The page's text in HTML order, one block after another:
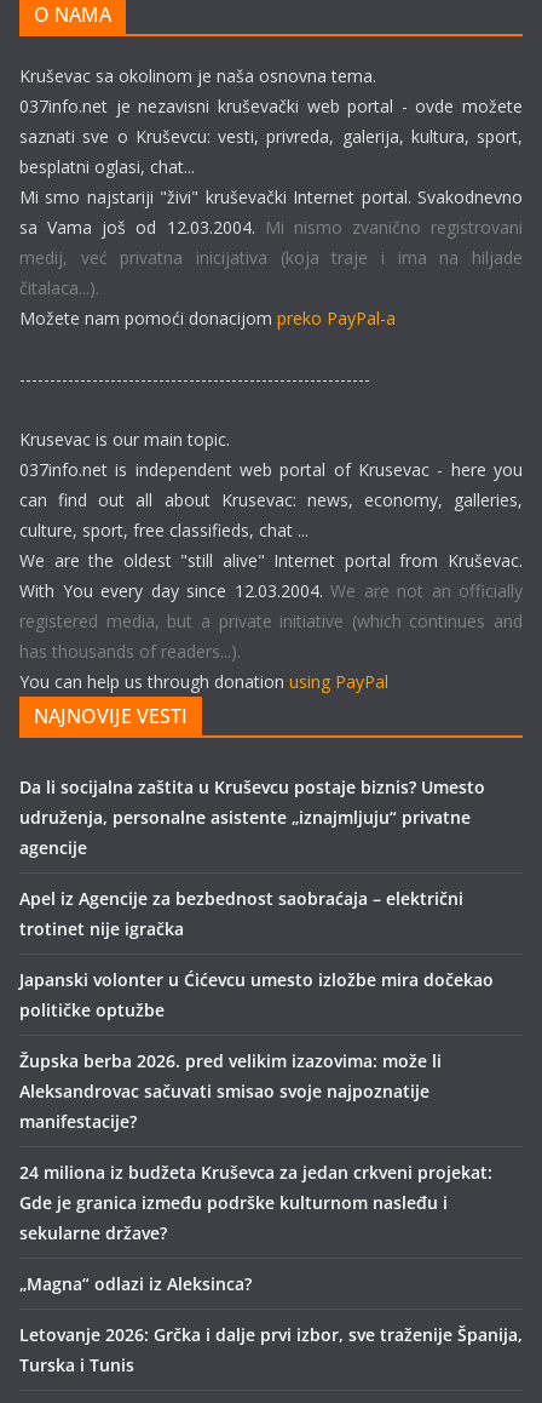
O NAMA
Kruševac sa okolinom je naša osnovna tema.
037info.net je nezavisni kruševački web portal - ovde možete
saznati sve o Kruševcu: vesti, privreda, galerija, kultura, sport,
besplatni oglasi, chat...
Mi smo najstariji "živi" kruševački Internet portal. Svakodnevno
sa Vama još od 12.03.2004. Mi nismo zvanično registrovani
medij, već privatna inicijativa (koja traje i ima na hiljade
čitalaca...).
Možete nam pomoći donacijom preko PayPal-a
----------------------------------------------------------
Krusevac is our main topic.
037info.net is independent web portal of Krusevac - here you
can find out all about Krusevac: news, economy, galleries,
culture, sport, free classifieds, chat ...
We are the oldest "still alive" Internet portal from Kruševac.
With You every day since 12.03.2004. We are not an officially
registered media, but a private initiative (which continues and
has thousands of readers...).
You can help us through donation using PayPal
NAJNOVIJE VESTI
Da li socijalna zaštita u Kruševcu postaje biznis? Umesto
udruženja, personalne asistente „iznajmljuju“ privatne
agencije
Apel iz Agencije za bezbednost saobraćaja – električni
trotinet nije igračka
Japanski volonter u Ćićevcu umesto izložbe mira dočekao
političke optužbe
Župska berba 2026. pred velikim izazovima: može li
Aleksandrovac sačuvati smisao svoje najpoznatije
manifestacije?
24 miliona iz budžeta Kruševca za jedan crkveni projekat:
Gde je granica između podrške kulturnom nasleđu i
sekularne države?
„Magna“ odlazi iz Aleksinca?
Letovanje 2026: Grčka i dalje prvi izbor, sve traženije Španija,
Turska i Tunis